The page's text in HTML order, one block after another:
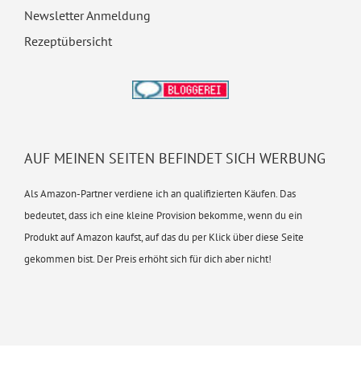
Newsletter Anmeldung
Rezeptübersicht
AUF MEINEN SEITEN BEFINDET SICH WERBUNG
Als Amazon-Partner verdiene ich an qualifizierten Käufen. Das
bedeutet, dass ich eine kleine Provision bekomme, wenn du ein
Produkt auf Amazon kaufst, auf das du per Klick über diese Seite
gekommen bist. Der Preis erhöht sich für dich aber nicht!